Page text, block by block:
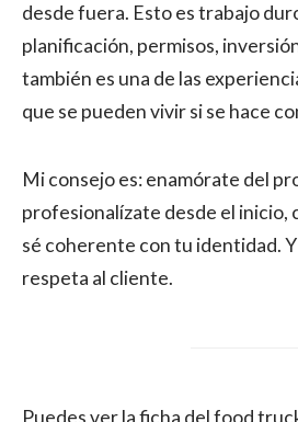
desde fuera. Esto es trabajo
planificación, permisos,
también es una de las
que se pueden vivir si se hace
Mi consejo es: enamórate del
profesionalízate desde el inicio,
sé coherente con tu identidad.
respeta al cliente.
Puedes ver la ficha del food